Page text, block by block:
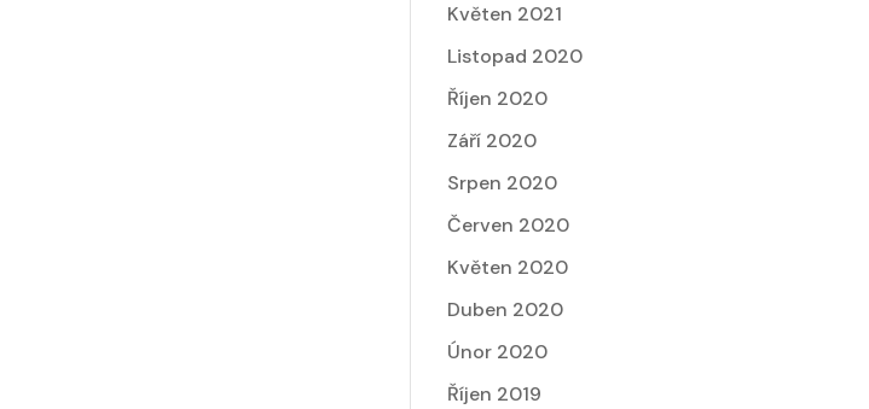
Květen 2021
Listopad 2020
Říjen 2020
Září 2020
Srpen 2020
Červen 2020
Květen 2020
Duben 2020
Únor 2020
Říjen 2019